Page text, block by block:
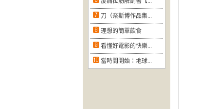
刀（奈斯博作品集...
理想的簡單飲食
看懂好電影的快樂...
當時間開始：地球...